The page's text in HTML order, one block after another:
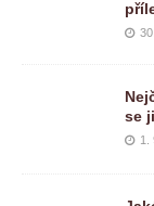
se
1.